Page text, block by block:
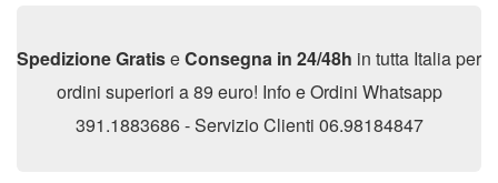
Spedizione GratiseConsegna in 24/48h in tutta Italia per
ordini superiori a 89 euro! Info e Ordini Whatsapp
391.1883686 - Servizio Clienti 06.98184847